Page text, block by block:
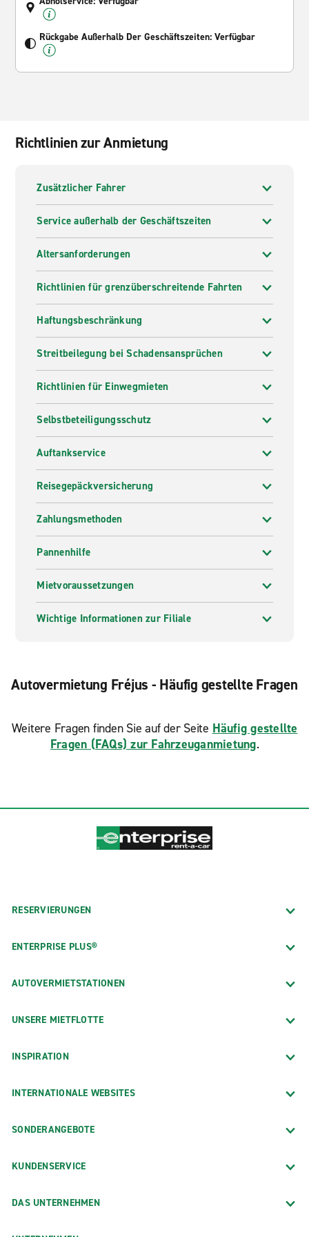
Rückgabe Außerhalb Der Geschäftszeiten: Verfügbar
Richtlinien zur Anmietung
Zusätzlicher Fahrer
Service außerhalb der Geschäftszeiten
Altersanforderungen
Richtlinien für grenzüberschreitende Fahrten
Haftungsbeschränkung
Streitbeilegung bei Schadensansprüchen
Richtlinien für Einwegmieten
Selbstbeteiligungsschutz
Auftankservice
Reisegepäckversicherung
Zahlungsmethoden
Pannenhilfe
Mietvoraussetzungen
Wichtige Informationen zur Filiale
Autovermietung Fréjus - Häufig gestellte Fragen
Weitere Fragen finden Sie auf der Seite Häufig gestellte
Fragen (FAQs) zur Fahrzeuganmietung.
RESERVIERUNGEN
ENTERPRISE PLUS®
AUTOVERMIETSTATIONEN
UNSERE MIETFLOTTE
INSPIRATION
INTERNATIONALE WEBSITES
SONDERANGEBOTE
KUNDENSERVICE
DAS UNTERNEHMEN